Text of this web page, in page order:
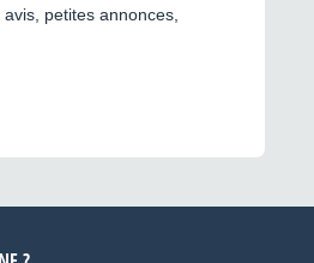
petites annonces,